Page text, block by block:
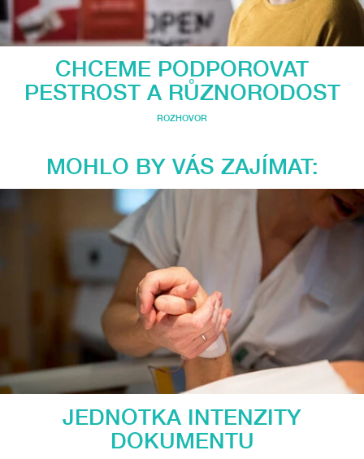
CHCEME PODPOROVAT
PESTROST A RŮZNORODOST
ROZHOVOR
MOHLO BY VÁS ZAJÍMAT:
JEDNOTKA INTENZITY
DOKUMENTU